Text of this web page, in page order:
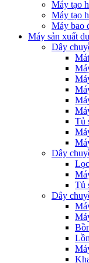
Máy tạo
Máy tạo
Máy bao
Máy sản xuất
Dây
Tủ
Dây
Tủ
Dây